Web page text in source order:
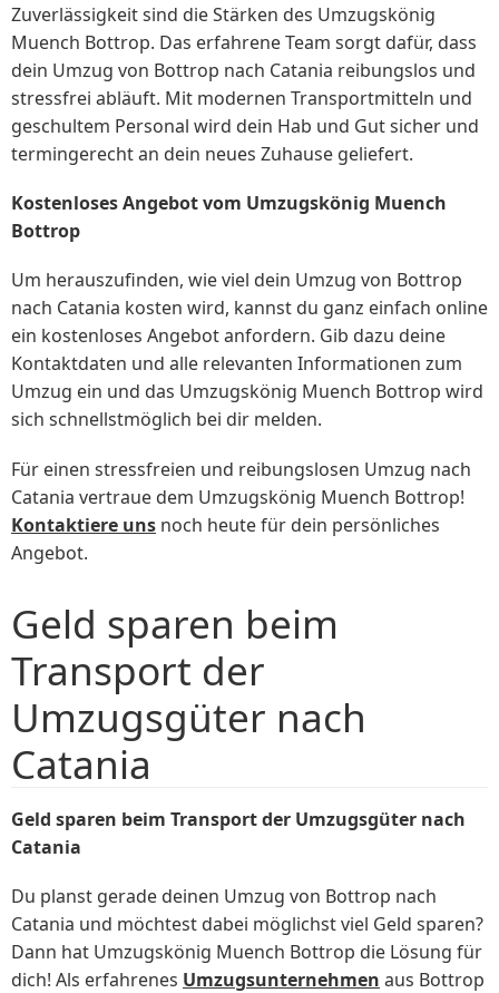
Zuverlässigkeit sind die Stärken des Umzugskönig
Muench Bottrop. Das erfahrene Team sorgt dafür, dass
dein Umzug von Bottrop nach Catania reibungslos und
stressfrei abläuft. Mit modernen Transportmitteln und
geschultem Personal wird dein Hab und Gut sicher und
termingerecht an dein neues Zuhause geliefert.
Kostenloses Angebot vom Umzugskönig Muench
Bottrop
Um herauszufinden, wie viel dein Umzug von Bottrop
nach Catania kosten wird, kannst du ganz einfach online
ein kostenloses Angebot anfordern. Gib dazu deine
Kontaktdaten und alle relevanten Informationen zum
Umzug ein und das Umzugskönig Muench Bottrop wird
sich schnellstmöglich bei dir melden.
Für einen stressfreien und reibungslosen Umzug nach
Catania vertraue dem Umzugskönig Muench Bottrop!
Kontaktiere uns noch heute für dein persönliches
Angebot.
Geld sparen beim
Transport der
Umzugsgüter nach
Catania
Geld sparen beim Transport der Umzugsgüter nach
Catania
Du planst gerade deinen Umzug von Bottrop nach
Catania und möchtest dabei möglichst viel Geld sparen?
Dann hat Umzugskönig Muench Bottrop die Lösung für
dich! Als erfahrenes Umzugsunternehmen aus Bottrop